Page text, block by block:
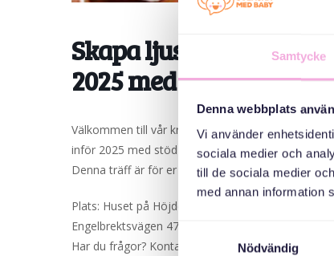
Samtycke
Denna webbplats
Vi använder
sociala medier och
till de sociala medier
med annan information
Samtyckesval
Nödvändig
Skapa ljusstakar,
2025 med stöd av en
Välkommen till vår kreativa workshop! Vi skapar
inför 2025 med stöd av den psykologiska
Denna träff är för er som är asylsökande och
Plats: Huset på Höjden
Engelbrektsvägen 47, Jakobsberg, Järfälla
Har du frågor? Kontakta Olga på 070-024 7604